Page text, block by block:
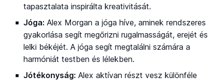
tapasztalata inspirálta kreativitását.
Jóga: Alex Morgan a jóga híve, aminek rendszeres
gyakorlása segít megőrizni rugalmasságát, erejét és
lelki békéjét. A jóga segít megtalálni számára a
harmóniát testben és lélekben.
Jótékonyság: Alex aktívan részt vesz különféle